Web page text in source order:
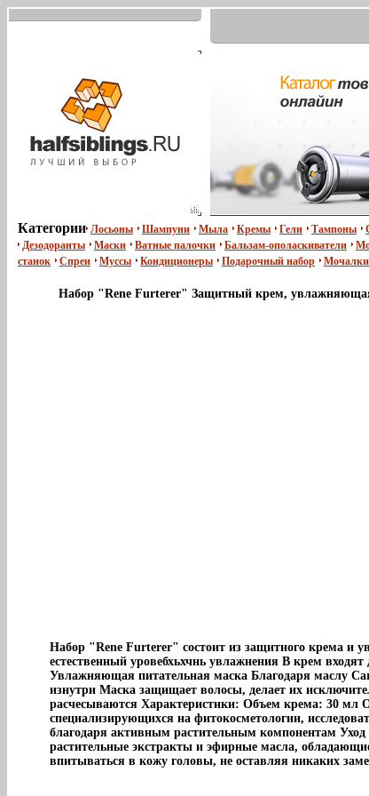
Категории Лосьоны Шампуни Мыла Кремы Гели Тампоны
Дезодоранты
Маски Ватные палочки Бальзам-ополаскиватели
станок
Спреи Муссы Кондиционеры Подарочный набор Мочалки
Набор "Rene Furterer" Защитный крем, увлажняющая
Набор "Rene Furterer" состоит из защитного крема и
естественный уровебхьхчнь увлажнения В крем
Увлажняющая питательная маска Благодаря маслу
изнутри Маска защищает волосы, делает их
расчесываются Характеристики: Объем крема: 30 мл
специализирующихся на фитокосметологии,
благодаря активным растительным компонентам
растительные экстракты и эфирные масла,
впитываться в кожу головы, не оставляя никаких